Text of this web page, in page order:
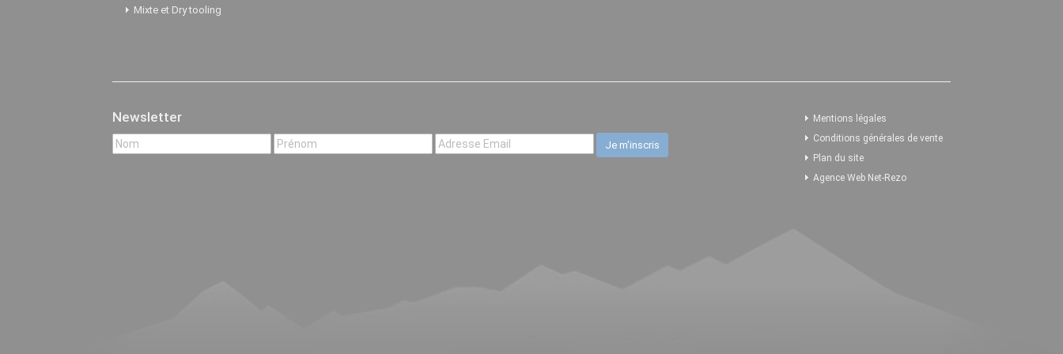
Mixte et Dry tooling
Newsletter
Mentions légales
Conditions générales de vente
Plan du site
Agence Web Net-Rezo